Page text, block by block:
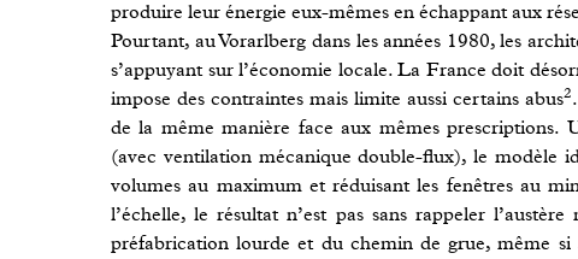
produire leur énergie eux-mêmes en échappant aux
Pourtant, au Vorarlberg dans les années 1980, les
s’appuyant sur l’économie locale. La France doit
impose des contraintes mais limite aussi certains abus2
de la même manière face aux mêmes prescriptions.
(avec ventilation mécanique double-flux), le modèle
volumes au maximum et réduisant les fenêtres au
l’échelle, le résultat n’est pas sans rappeler
préfabrication lourde et du chemin de grue, même si